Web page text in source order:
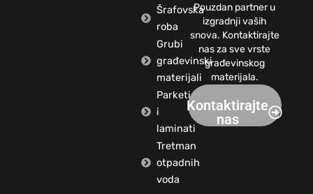
Šrafovska
roba
Grubi
građevinski
materijali
Parketi
i
laminati
Tretman
otpadnih
voda
Pouzdan partner u
izgradnji vaših
snova. Kontaktirajte
nas za sve vrste
građevinskog
materijala.
Kontaktirajte
nas